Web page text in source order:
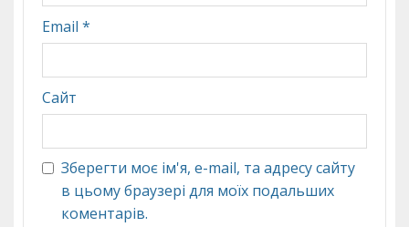
Email *
Сайт
Зберегти моє ім'я, e-mail, та адресу сайту
в цьому браузері для моїх подальших
коментарів.